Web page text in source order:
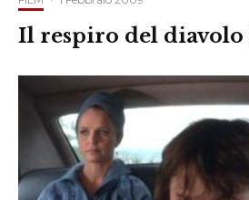
Il respiro del diavolo